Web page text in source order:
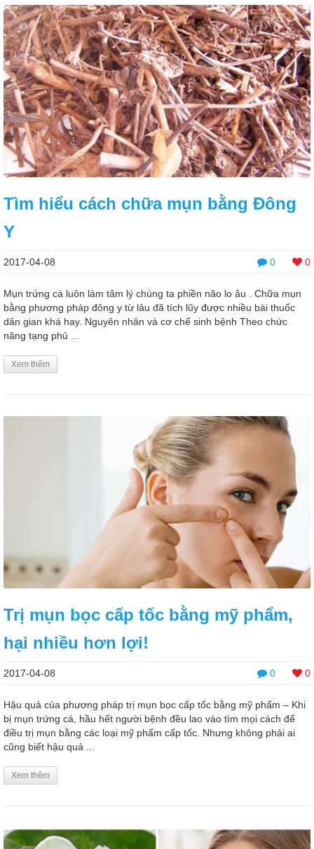
Tìm hiểu cách chữa mụn bằng Đông
Y
0 0
2017-04-08
Mụn trứng cá luôn làm tâm lý chúng ta phiền não lo âu . Chữa mụn
bằng phương pháp đông y từ lâu đã tích lũy được nhiều bài thuốc
dân gian khá hay. Nguyên nhân và cơ chế sinh bệnh Theo chức
năng tạng phủ ...
Xem thêm
Trị mụn bọc cấp tốc bằng mỹ phẩm,
hại nhiều hơn lợi!
0 0
2017-04-08
Hậu quả của phương pháp trị mụn bọc cấp tốc bằng mỹ phẩm – Khi
bị mụn trứng cá, hầu hết người bệnh đều lao vào tìm mọi cách để
điều trị mụn bằng các loại mỹ phẩm cấp tốc. Nhưng không phải ai
cũng biết hậu quả ...
Xem thêm